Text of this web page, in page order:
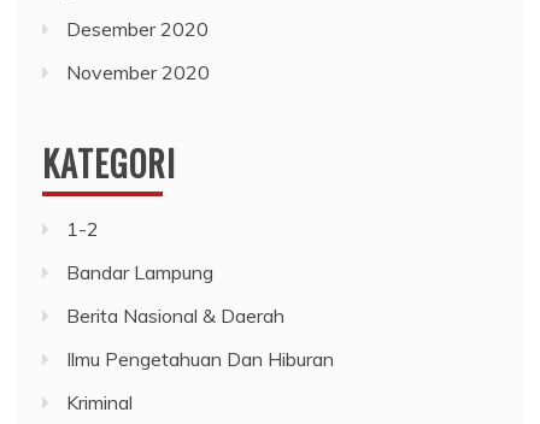
Desember 2020
November 2020
KATEGORI
1-2
Bandar Lampung
Berita Nasional & Daerah
Ilmu Pengetahuan Dan Hiburan
Kriminal